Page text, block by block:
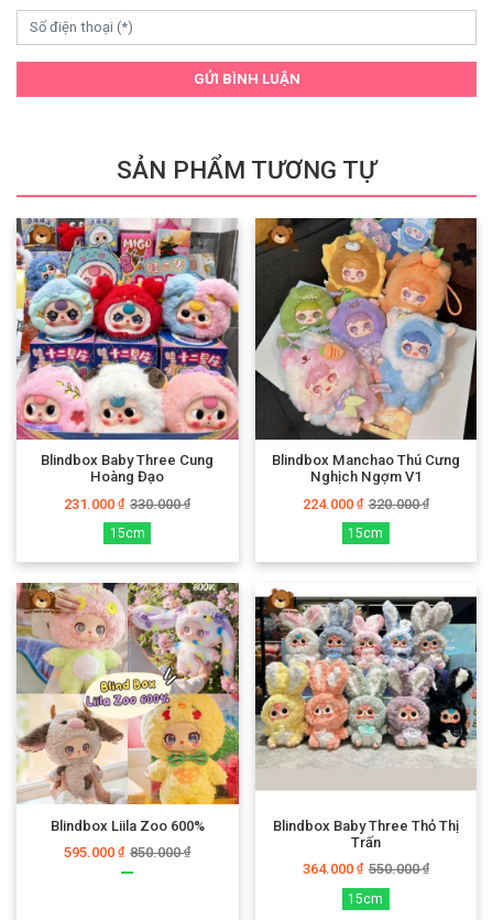
GỬI BÌNH LUẬN
SẢN PHẨM TƯƠNG TỰ
Blindbox Baby Three Cung
Hoàng Đạo
231.000₫ 330.000₫
15cm
Blindbox Manchao Thú Cưng
Nghịch Ngợm V1
224.000 ₫ 320.000₫
15cm
Blindbox Liila Zoo 600%
595.000₫ 850.000₫
Blindbox Baby Three Thỏ Thị
Trấn
364.000 ₫ 550.000₫
15cm